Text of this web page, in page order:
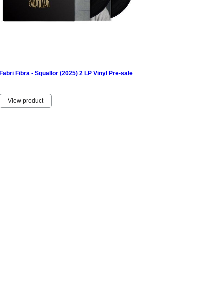
Fabri Fibra - Squallor (2025) 2 LP Vinyl Pre-sale
View product